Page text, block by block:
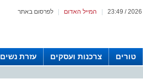
לפרסום באתר המייל האדום
טורים צרכנות ועסקים עזרת נשים